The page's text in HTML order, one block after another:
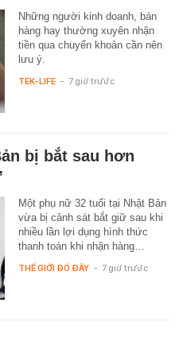
Những người kinh doanh, bán
hàng hay thường xuyên nhận
tiền qua chuyển khoản cần nên
lưu ý.
TEK-LIFE - 7 giờ trước
bị bắt sau hơn
Một phụ nữ 32 tuổi tại Nhật Bản
vừa bị cảnh sát bắt giữ sau khi
nhiều lần lợi dụng hình thức
thanh toán khi nhận hàng…
THẾ GIỚI ĐÓ ĐÂY - 7 giờ trước